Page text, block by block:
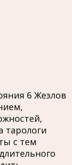
6 Жезлов
тарологи
с тем